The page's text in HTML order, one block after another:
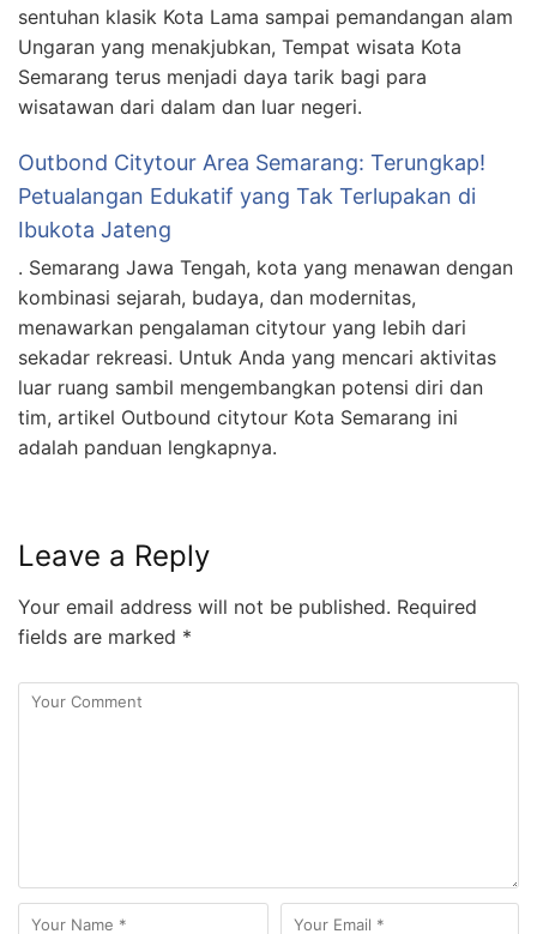
sentuhan klasik Kota Lama sampai pemandangan alam
Ungaran yang menakjubkan, Tempat wisata Kota
Semarang terus menjadi daya tarik bagi para
wisatawan dari dalam dan luar negeri.
Outbond Citytour Area Semarang: Terungkap!
Petualangan Edukatif yang Tak Terlupakan di
Ibukota Jateng
. Semarang Jawa Tengah, kota yang menawan dengan
kombinasi sejarah, budaya, dan modernitas,
menawarkan pengalaman citytour yang lebih dari
sekadar rekreasi. Untuk Anda yang mencari aktivitas
luar ruang sambil mengembangkan potensi diri dan
tim, artikel Outbound citytour Kota Semarang ini
adalah panduan lengkapnya.
Leave a Reply
Your email address will not be published. Required
fields are marked *